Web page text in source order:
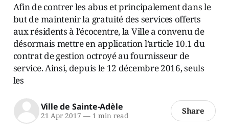
Afin de contrer les abus et principalement dans le
but de maintenir la gratuité des services offerts
aux résidents à l’écocentre, la Ville a convenu de
désormais mettre en application l’article 10.1 du
contrat de gestion octroyé au fournisseur de
service. Ainsi, depuis le 12 décembre 2016, seuls
les
Ville de Sainte-Adèle
21 Apr 2017 —1 min read Share